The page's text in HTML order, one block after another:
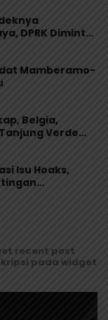
DPRK Diminta
Mamberamo-
Belgia,
Verde
Isu Hoaks,
recent post
pada widget